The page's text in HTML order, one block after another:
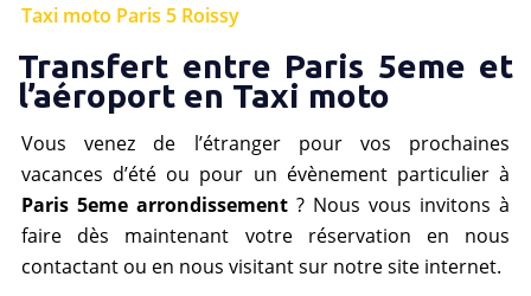
Taxi moto Paris 5 Roissy
Transfert entre Paris 5eme et
l’aéroport en Taxi moto
Vous venez de l’étranger pour vos prochaines
vacances d’été ou pour un évènement particulier à
Paris 5eme arrondissement ? Nous vous invitons à
faire dès maintenant votre réservation en nous
contactant ou en nous visitant sur notre site internet.